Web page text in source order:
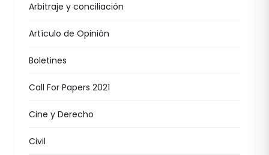
Arbitraje y conciliación
Artículo de Opinión
Boletines
Call For Papers 2021
Cine y Derecho
Civil